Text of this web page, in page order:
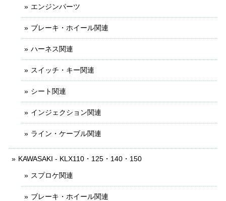
エンジンパーツ
ブレーキ・ホイール関連
ハーネス関連
スイッチ・キー関連
シート関連
インジェクション関連
ライン・ケーブル関連
KAWASAKI - KLX110・125・140・150
スプロケ関連
ブレーキ・ホイール関連